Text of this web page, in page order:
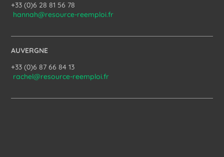
+33 (0)6 28 81 56 78
hannah@resource-reemploi.fr
AUVERGNE
+33 (0)6 87 66 84 13
rachel@resource-reemploi.fr